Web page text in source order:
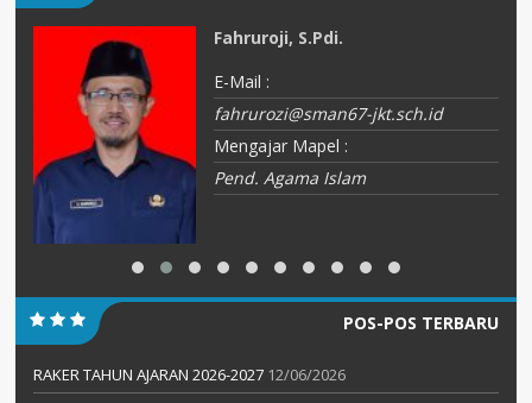
Fahruroji, S.Pdi.
E-Mail :
fahrurozi@sman67-jkt.sch.id
Mengajar Mapel :
Pend. Agama Islam
POS-POS TERBARU
RAKER TAHUN AJARAN 2026-2027 12/06/2026